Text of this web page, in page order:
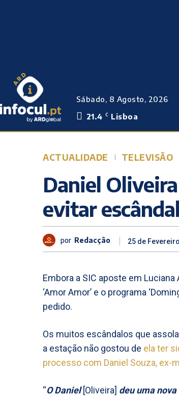
Sábado, 8 Agosto, 2026
21.4 C Lisboa
ACTUALIDADE TELEVISÃO
Daniel
evitar
por Redacção 25 de
Embora a SIC aposte em Luciana
‘Amor Amor’ e o programa
pedido.
Os muitos escândalos que
a estação não gostou de ela ter
processo com Daniel Souza, ex-
“O Daniel[Oliveira] deu uma